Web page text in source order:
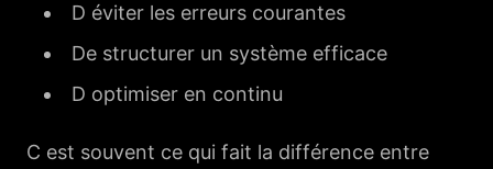
D éviter les erreurs courantes
De structurer un système efficace
D optimiser en continu
C est souvent ce qui fait la différence entre